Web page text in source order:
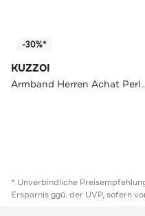
-30%*
KUZZOI
Armband Herren Achat
* Unverbindliche
Ersparnis ggü. der UVP, sofern